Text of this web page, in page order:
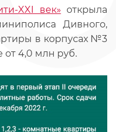
XXI век» открыла
Дивного,
в корпусах №3
4,0 млн руб.